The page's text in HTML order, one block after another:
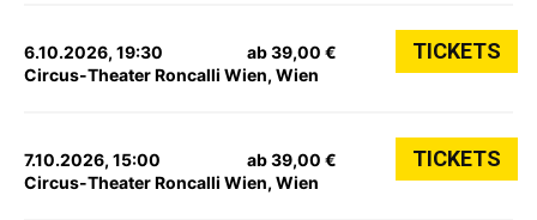
6.10.2026, 19:30
Circus-Theater Roncalli Wien, Wien
ab 39,00 € TICKETS
7.10.2026, 15:00
Circus-Theater Roncalli Wien, Wien
ab 39,00 € TICKETS